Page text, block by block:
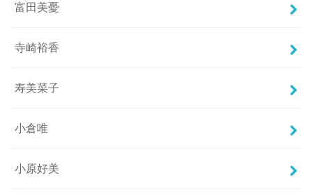
富田美憂
寺崎裕香
寿美菜子
小倉唯
小原好美